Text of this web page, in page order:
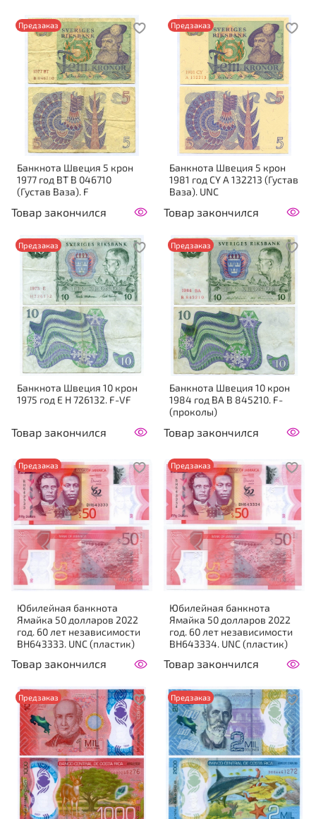
Предзаказ
Банкнота Швеция 5 крон
1977 год BT B 046710
(Густав Ваза). F
Товар закончился
Предзаказ
Банкнота Швеция 5 крон
1981 год CY A 132213 (Густав
Ваза). UNC
Товар закончился
Предзаказ
Банкнота Швеция 10 крон
1975 год E H 726132. F-VF
Товар закончился
Предзаказ
Банкнота Швеция 10 крон
1984 год BA B 845210. F-
(проколы)
Товар закончился
Предзаказ
Юбилейная банкнота
Ямайка 50 долларов 2022
год. 60 лет независимости
BH643333. UNC (пластик)
Товар закончился
Предзаказ
Юбилейная банкнота
Ямайка 50 долларов 2022
год. 60 лет независимости
BH643334. UNC (пластик)
Товар закончился
Предзаказ Предзаказ